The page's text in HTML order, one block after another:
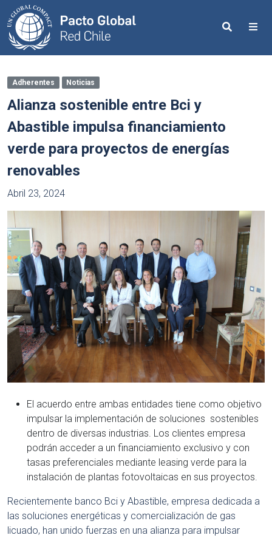
Search
Adherentes Noticias
Alianza sostenible entre Bci y
Abastible impulsa financiamiento
verde para proyectos de energías
renovables
Abril 23, 2024
El acuerdo entre ambas entidades tiene como objetivo
impulsar la implementación de soluciones sostenibles
dentro de diversas industrias. Los clientes empresa
podrán acceder a un financiamiento exclusivo y con
tasas preferenciales mediante leasing verde para la
instalación de plantas fotovoltaicas en sus proyectos.
Recientemente banco Bci y Abastible, empresa dedicada a
las soluciones energéticas y comercialización de gas
licuado, han unido fuerzas en una alianza para impulsar